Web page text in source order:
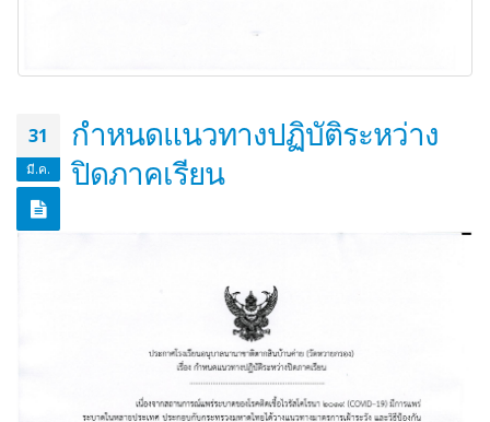
31
มี.ค.
กำหนดแนวทางปฏิบัติระหว่าง
ปิดภาคเรียน